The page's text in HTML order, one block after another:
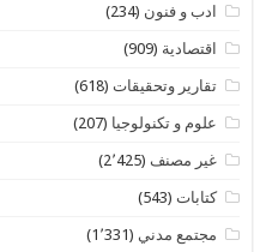
ادب و فنون (234)
اقتصادية (909)
تقارير وتحقيقات (618)
علوم و تكنولوجيا (207)
غير مصنف (2٬425)
كتابات (543)
مجتمع مدني (1٬331)